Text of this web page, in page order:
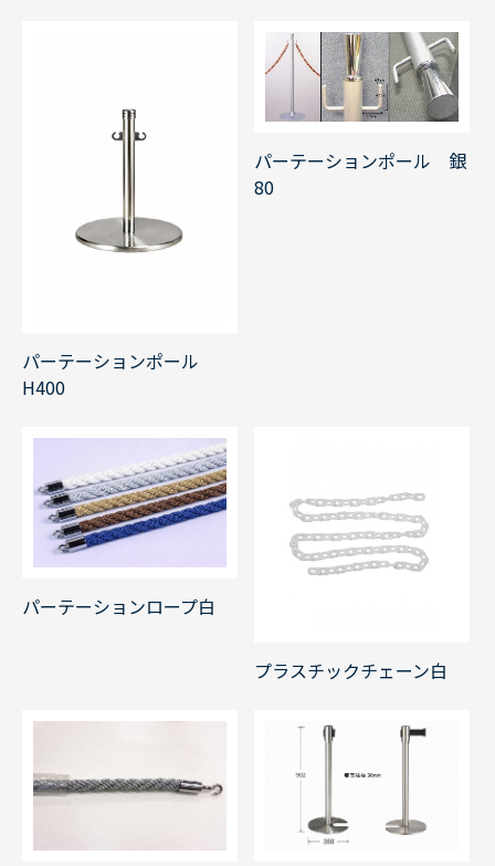
パーテーションポール
H400
パーテーションポール 銀
80
パーテーションロープ白
プラスチックチェーン白